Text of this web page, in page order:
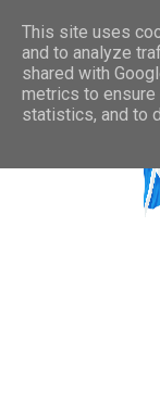
This site uses
and to analyze
shared with
metrics to
statistics, and to